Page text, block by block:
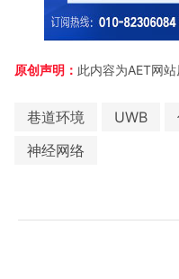
原创声明： 此内容为AET网
巷道环境 UWB
神经网络